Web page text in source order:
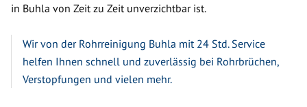
in Buhla von Zeit zu Zeit unverzichtbar ist.
Wir von der Rohrreinigung Buhla mit 24 Std. Service
helfen Ihnen schnell und zuverlässig bei Rohrbrüchen,
Verstopfungen und vielen mehr.